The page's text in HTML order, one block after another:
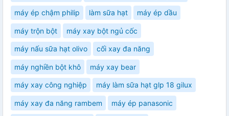
máy ép chậm philip làm sữa hạt máy ép dầu
máy trộn bột máy xay bột ngủ cốc
máy nấu sữa hạt olivo cối xay đa năng
máy nghiền bột khô máy xay bear
máy xay công nghiệp máy làm sữa hạt glp 18 gilux
máy xay đa năng rambem máy ép panasonic